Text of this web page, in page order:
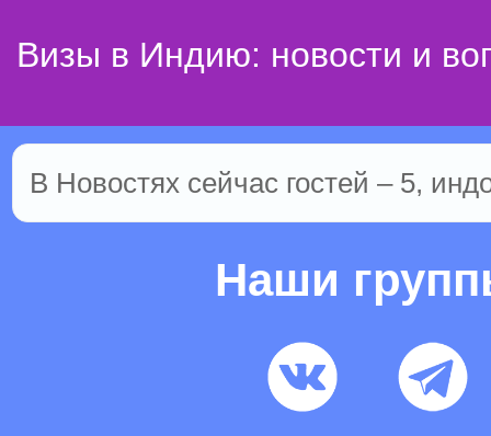
Визы в Индию: новости и
В Новостях сейчас гостей – 5,
Наши